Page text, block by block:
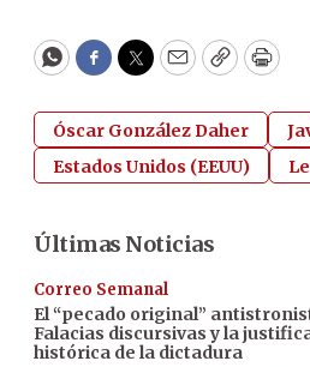
WhatsApp
Facebook
Twitter
EmailCopyPrint
Óscar González Daher
Estados Unidos (EEUU)
Últimas Noticias
Correo Semanal
El “pecado original”
Falacias discursivas y la
histórica de la dictadura